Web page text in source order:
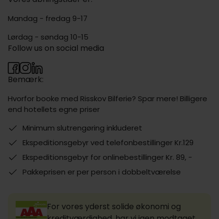
Mandag - fredag 9-17
Lørdag - søndag 10-15
Bemærk:
Hvorfor booke med Risskov Bilferie? Spar mere! Billigere
end hotellets egne priser
Minimum slutrengøring inkluderet
Ekspeditionsgebyr ved telefonbestillinger Kr.129
Ekspeditionsgebyr for onlinebestillinger Kr. 89, -
Pakkeprisen er per person i dobbeltværelse
Follow us on social media
For vores yderst solide økonomi og